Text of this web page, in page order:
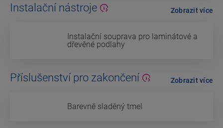
Instalační nástroje
Instalační souprava pro laminátové a
dřevěné podlahy
Zobrazit více
Příslušenství pro zakončení
Barevně sladěný tmel
Zobrazit více